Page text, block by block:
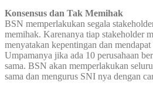
Konsensus dan Tak Memihak
BSN memperlakukan segala
memihak. Karenanya tiap stakeholder
menyatakan kepentingan dan
Umpamanya jika ada 10 perusahaan
sama. BSN akan memperlakukan
sama dan mengurus SNI nya dengan